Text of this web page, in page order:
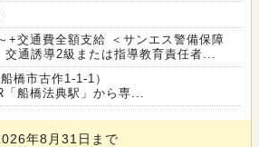
+交通費全額支給 ＜サンエス警備保障
通誘導2級または指導教育責任者...
橋市古作1-1-1）
船橋法典駅」から専...
年8月31日まで